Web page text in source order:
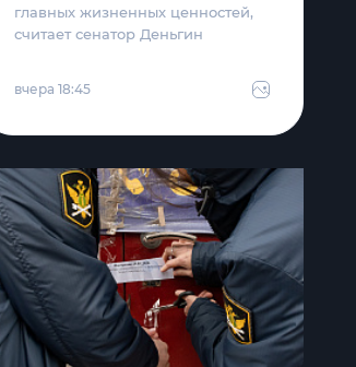
главных жизненных ценностей,
считает сенатор Деньгин
вчера 18:45